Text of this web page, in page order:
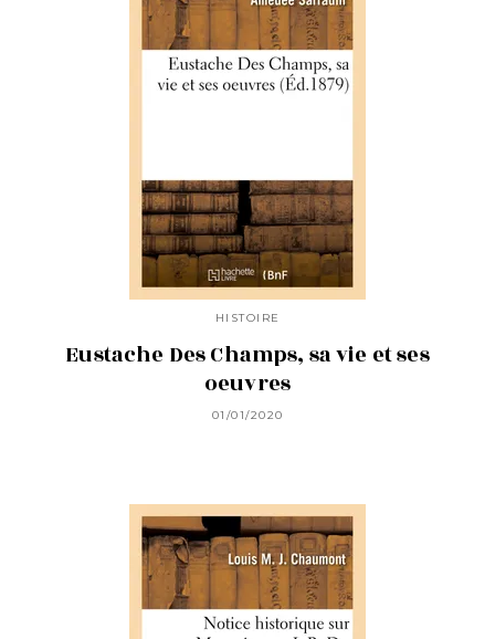
HISTOIRE
Eustache Des Champs, sa vie et ses
oeuvres
01/01/2020